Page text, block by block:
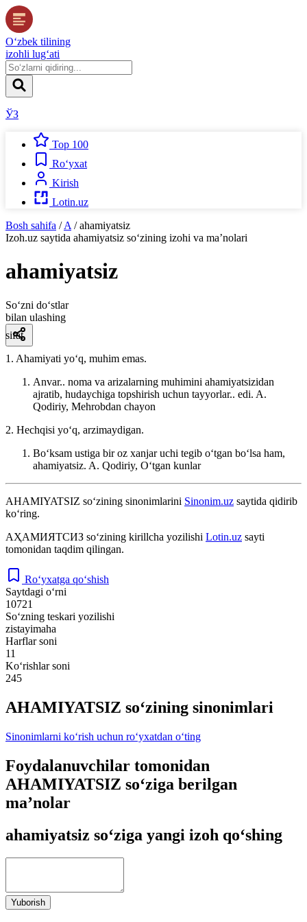
O‘zbek tilining
izohli lug‘ati
ЎЗ
Top 100
Ro‘yxat
Kirish
Lotin.uz
Bosh sahifa / A / ahamiyatsiz
Izoh.uz saytida ahamiyatsiz so‘zining izohi va ma’nolari
ahamiyatsiz
So‘zni do‘stlar
bilan ulashing
sifat
1. Ahamiyati yoʻq, muhim emas.
Anvar.. noma va arizalarning muhimini ahamiyatsizidan
ajratib, hudaychiga topshirish uchun tayyorlar.. edi. A.
Qodiriy, Mehrobdan chayon
2. Hechqisi yoʻq, arzimaydigan.
Boʻksam ustiga bir oz xanjar uchi tegib oʻtgan boʻlsa ham,
ahamiyatsiz. A. Qodiriy, Oʻtgan kunlar
AHAMIYATSIZ so‘zining sinonimlarini Sinonim.uz saytida qidirib
ko‘ring.
АҲАМИЯТСИЗ so‘zining kirillcha yozilishi Lotin.uz sayti
tomonidan taqdim qilingan.
Ro‘yxatga qo‘shish
Saytdagi o‘rni
10721
So‘zning teskari yozilishi
zistayimaha
Harflar soni
11
Ko‘rishlar soni
245
AHAMIYATSIZ so‘zining sinonimlari
Sinonimlarni ko‘rish uchun ro‘yxatdan o‘ting
Foydalanuvchilar tomonidan
AHAMIYATSIZ so‘ziga berilgan
ma’nolar
ahamiyatsiz so‘ziga yangi izoh qo‘shing
Yuborish